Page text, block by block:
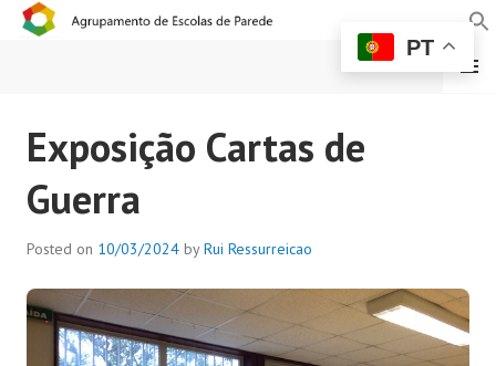
AGRUPAMENTO DE
ESCOLAS DE PAREDE
MENU
Exposição Cartas de
Guerra
Posted on 10/03/2024 byRui Ressurreicao
PT